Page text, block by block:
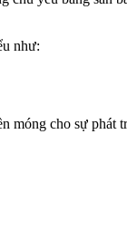
như:
móng cho sự phát